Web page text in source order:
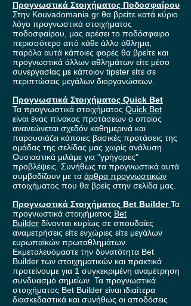
Προγνωστικά Στοιχήματος Ποδοσφαίρου
Στην Kouvadomania.gr θα βρείτε κατά κύριο
λόγο προγνωστικά στοιχήματος
ποδοσφαίρου, μας αρέσει το ποδόσφαιρο
περισσότερο από κάθε άλλο άθλημα,
παρόλα αυτά κάποιες φορές θα βρείτε και
προγνωστικά άλλων αθλημάτων είτε μέσο
συνεργασίας με κάποιον tipster είτε σε
περιπτώσεις μεγάλων διοργανώσεων.
Προγνωστικά Στοιχήματος Quick Bet
Τα προγνωστικά στοιχήματος Quick Bet
είναι ένας πίνακας προτάσεων ο οποίος
ανανεώνεται σχεδόν καθημερινά και
παρουσιάζει κάποιες βασικές προτάσεις της
ομάδας της σελίδας μας χωρίς ανάλυση.
Ουσιαστικά μιλάμε για "γρήγορες"
προβλέψεις. Συνήθως τα προγνωστικά αυτά
συμβαδίζουν με τα άρθρα προγνωστικών
στοιχήματος που θα βρείς στην σελίδα μας.
Προγνωστικά Στοιχήματος Bet BuilderΤα
προγνωστικά στοιχήματος Bet
Builder δίνονται κυρίως σε σπουδαίες
αναμετρήσεις είτε ενχώριες είτε μεγάλων
ευρωπαϊκών πρωταθλημάτων.
Εκμεταλευόμαστε την δυνατότητα Bet
Builder των στοιχηματικών και πρακτικά
προτείνουμε για 1 συγκεκριμένη αναμέτρηση
συνδυασμό σημείων. Τα προγνωστικά
στοιχήματος Bet Builder είναι ιδιαίτερα
διασκεδαστικά και συνήθως οι αποδόσεις